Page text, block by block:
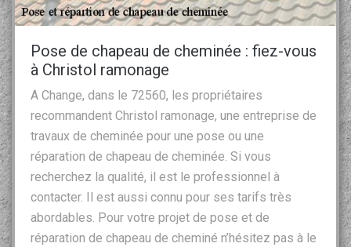
Pose de chapeau de cheminée : fiez-vous
à Christol ramonage
A Change, dans le 72560, les propriétaires
recommandent Christol ramonage, une entreprise de
travaux de cheminée pour une pose ou une
réparation de chapeau de cheminée. Si vous
recherchez la qualité, il est le professionnel à
contacter. Il est aussi connu pour ses tarifs très
abordables. Pour votre projet de pose et de
réparation de chapeau de cheminé n’hésitez pas à le